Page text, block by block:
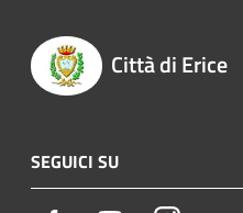
Città di Erice
SEGUICI SU